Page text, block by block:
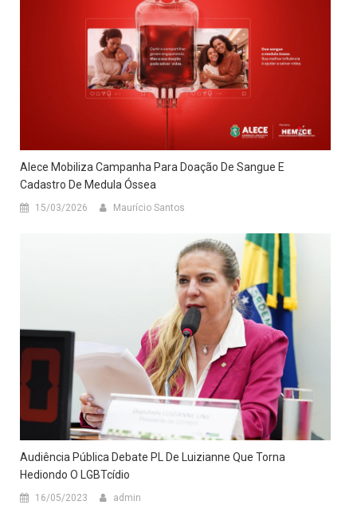
Alece Mobiliza Campanha Para Doação De Sangue E
Cadastro De Medula Óssea
15/03/2026 Maurício Santos
Audiência Pública Debate PL De Luizianne Que Torna
Hediondo O LGBTcídio
16/05/2023 admin